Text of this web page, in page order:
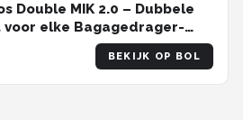
Double MIK 2.0 – Dubbele
voor elke Bagagedrager-
Fietsen – 36 liter –
voor MIK Bagagedrager -
BEKIJK OP BOL